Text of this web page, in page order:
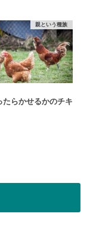
親という種族
たらかせるかのチキ